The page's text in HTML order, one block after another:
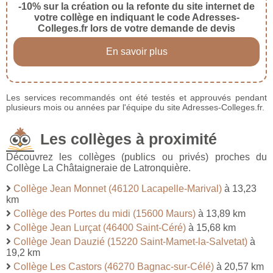
-10% sur la création ou la refonte du site internet de
votre collège en indiquant le code Adresses-
Colleges.fr lors de votre demande de devis
En savoir plus
Les services recommandés ont été testés et approuvés pendant
plusieurs mois ou années par l'équipe du site Adresses-Colleges.fr.
Les collèges à proximité
Découvrez les collèges (publics ou privés) proches du
Collège La Châtaigneraie de Latronquière.
Collège Jean Monnet (46120 Lacapelle-Marival) à 13,23
km
Collège des Portes du midi (15600 Maurs) à 13,89 km
Collège Jean Lurçat (46400 Saint-Céré) à 15,68 km
Collège Jean Dauzié (15220 Saint-Mamet-la-Salvetat) à
19,2 km
Collège Les Castors (46270 Bagnac-sur-Célé) à 20,57 km